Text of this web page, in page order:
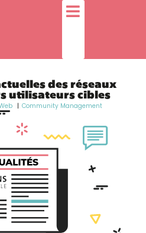
des réseaux
utilisateurs cibles
Community Management